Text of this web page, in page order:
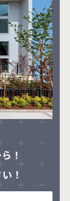
！
！